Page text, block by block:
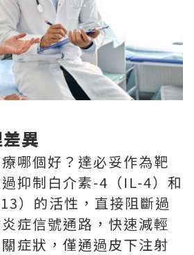
異
哪個好？達必妥作為靶
抑制白介素-4（IL-4）和
）的活性，直接阻斷過
症信號通路，快速減輕
症狀，僅通過皮下注射